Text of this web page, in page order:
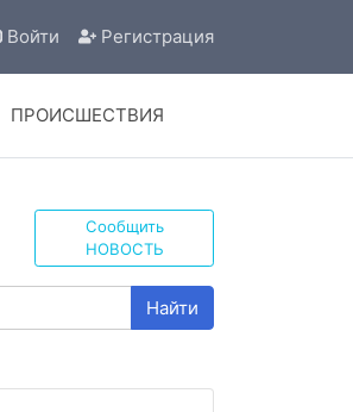
Войти Регистрация
ПРОИСШЕСТВИЯ
Сообщить
НОВОСТЬ
Найти